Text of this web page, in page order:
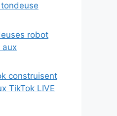
robot
construisent
TikTok LIVE